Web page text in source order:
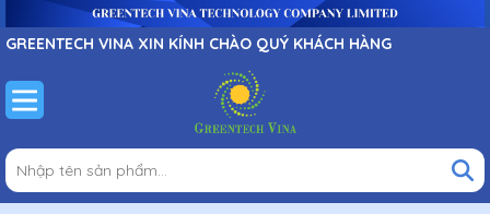
GREENTECH VINA XIN KÍNH CHÀO QUÝ KHÁCH HÀNG